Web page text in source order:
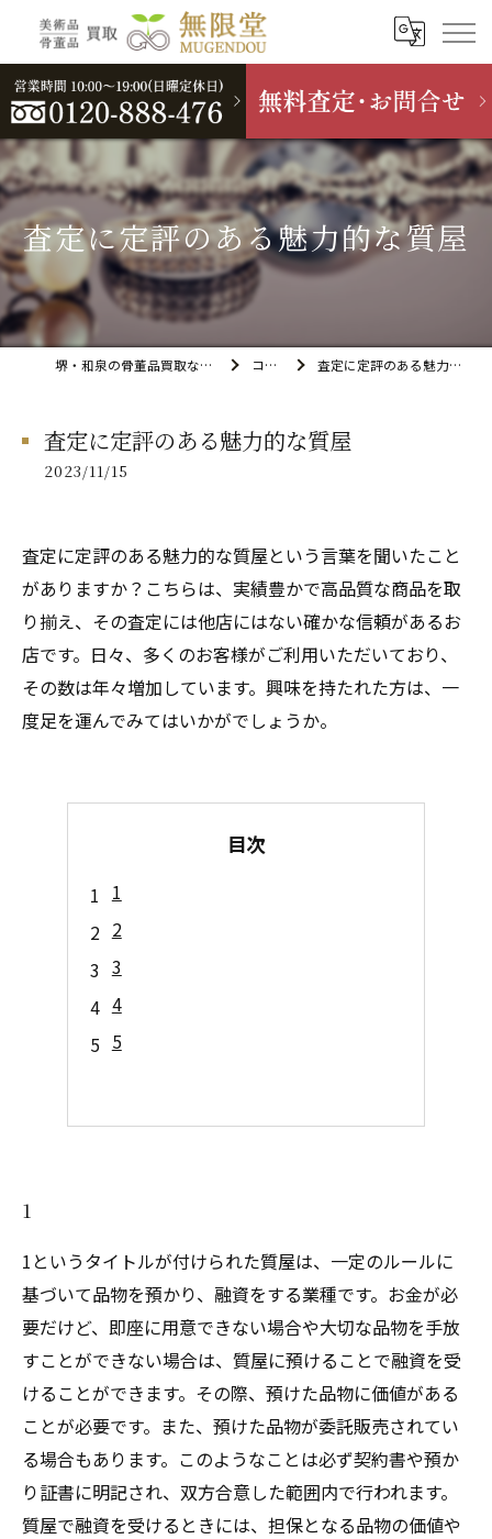
査定に定評のある魅力的な質屋
堺・和泉の骨董品買取なら無限堂 コラム 査定に定評のある魅力的な質屋
査定に定評のある魅力的な質屋
2023/11/15
査定に定評のある魅力的な質屋という言葉を聞いたこと
がありますか？こちらは、実績豊かで高品質な商品を取
り揃え、その査定には他店にはない確かな信頼があるお
店です。日々、多くのお客様がご利用いただいており、
その数は年々増加しています。興味を持たれた方は、一
度足を運んでみてはいかがでしょうか。
目次
1
2
3
4
5
1
1というタイトルが付けられた質屋は、一定のルールに
基づいて品物を預かり、融資をする業種です。お金が必
要だけど、即座に用意できない場合や大切な品物を手放
すことができない場合は、質屋に預けることで融資を受
けることができます。その際、預けた品物に価値がある
ことが必要です。また、預けた品物が委託販売されてい
る場合もあります。このようなことは必ず契約書や預か
り証書に明記され、双方合意した範囲内で行われます。
質屋で融資を受けるときには、担保となる品物の価値や